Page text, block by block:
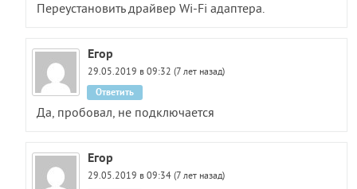
Переустановить драйвер Wi-Fi адаптера.
Егор
29.05.2019 в 09:32 (7 лет назад)
Да, пробовал, не подключается
Ответить
Егор
29.05.2019 в 09:34 (7 лет назад)